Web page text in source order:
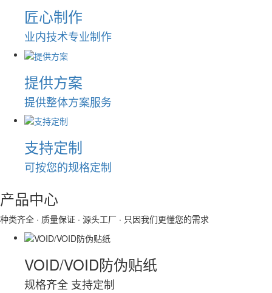
匠心制作
业内技术专业制作
提供方案
提供整体方案服务
支持定制
可按您的规格定制
产品中心
种类齐全 · 质量保证 · 源头工厂 · 只因我们更懂您的需求
VOID/VOID防伪贴纸
规格齐全 支持定制